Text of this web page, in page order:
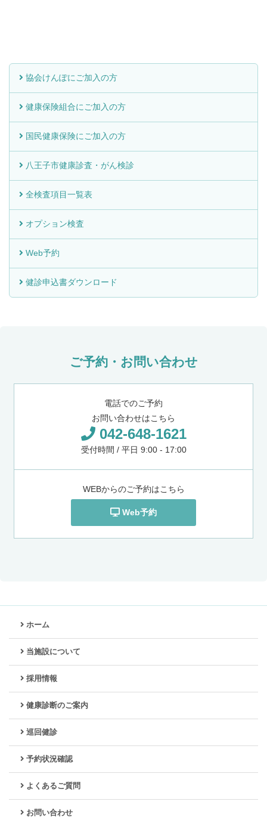
協会けんぽにご加入の方
健康保険組合にご加入の方
国民健康保険にご加入の方
八王子市健康診査・がん検診
全検査項目一覧表
オプション検査
Web予約
健診申込書ダウンロード
ご予約・お問い合わせ
電話でのご予約
お問い合わせはこちら
042-648-1621
受付時間 / 平日 9:00 - 17:00
WEBからのご予約はこちら
Web予約
ホーム
当施設について
採用情報
健康診断のご案内
巡回健診
予約状況確認
よくあるご質問
お問い合わせ